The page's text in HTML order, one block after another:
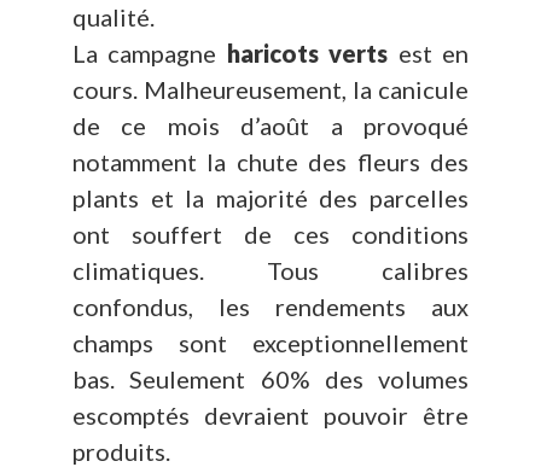
qualité.
La campagne haricots verts est en
cours. Malheureusement, la canicule
de ce mois d’août a provoqué
notamment la chute des fleurs des
plants et la majorité des parcelles
ont souffert de ces conditions
climatiques. Tous calibres
confondus, les rendements aux
champs sont exceptionnellement
bas. Seulement 60% des volumes
escomptés devraient pouvoir être
produits.